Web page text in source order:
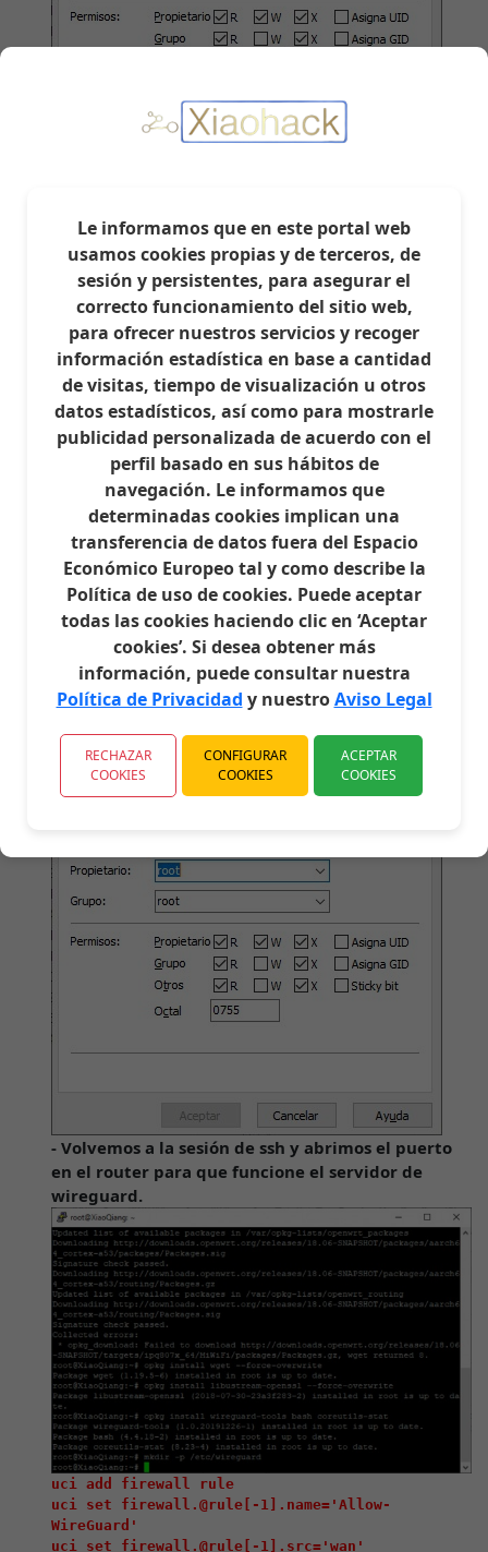
- A continuación cambiamos la carpeta de la
ventana de la derecha a/usr/bin
- En la pantalla de la izquierda seleccionamos y
subimos wg-quick y wireguard-go, luego en la
ventana de la derecha los seleccionamos y
cambiamos las propiedades conpermisos 0755
ambos archivos.
- Volvemos a la sesión de ssh y abrimos el puerto
en el router para que funcione el servidor de
wireguard.
uci add firewall rule
uci set firewall.@rule[-1].name='Allow-
WireGuard'
uci set firewall.@rule[-1].src='wan'
Le informamos que en este portal web
usamos cookies propias y de terceros, de
sesión y persistentes, para asegurar el
correcto funcionamiento del sitio web,
para ofrecer nuestros servicios y recoger
información estadística en base a cantidad
de visitas, tiempo de visualización u otros
datos estadísticos, así como para mostrarle
publicidad personalizada de acuerdo con el
perfil basado en sus hábitos de
navegación. Le informamos que
determinadas cookies implican una
transferencia de datos fuera del Espacio
Económico Europeo tal y como describe la
Política de uso de cookies. Puede aceptar
todas las cookies haciendo clic en ‘Aceptar
cookies’. Si desea obtener más
información, puede consultar nuestra
Política de Privacidad y nuestroAviso Legal
RECHAZAR
COOKIES
CONFIGURAR
COOKIES
ACEPTAR
COOKIES